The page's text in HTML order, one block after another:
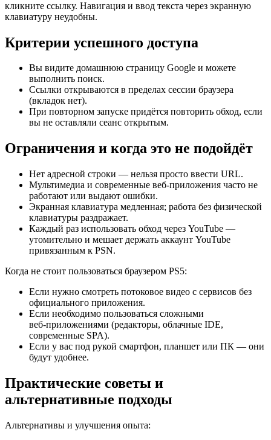
кликните ссылку. Навигация и ввод текста через экранную
клавиатуру неудобны.
Критерии успешного доступа
Вы видите домашнюю страницу Google и можете
выполнить поиск.
Ссылки открываются в пределах сессии браузера
(вкладок нет).
При повторном запуске придётся повторить обход, если
вы не оставляли сеанс открытым.
Ограничения и когда это не подойдёт
Нет адресной строки — нельзя просто ввести URL.
Мультимедиа и современные веб‑приложения часто не
работают или выдают ошибки.
Экранная клавиатура медленная; работа без физической
клавиатуры раздражает.
Каждый раз использовать обход через YouTube —
утомительно и мешает держать аккаунт YouTube
привязанным к PSN.
Когда не стоит пользоваться браузером PS5:
Если нужно смотреть потоковое видео с сервисов без
официального приложения.
Если необходимо пользоваться сложными
веб‑приложениями (редакторы, облачные IDE,
современные SPA).
Если у вас под рукой смартфон, планшет или ПК — они
будут удобнее.
Практические советы и
альтернативные подходы
Альтернативы и улучшения опыта: